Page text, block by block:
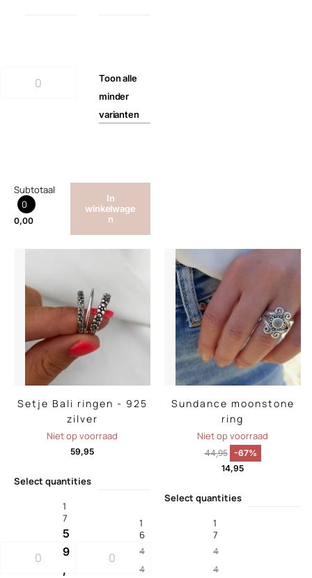
Toonalle
minder
varianten
Subtotaal
0
0,00
In
winkelwage
n
Setje Bali ringen - 925
zilver
Niet op voorraad
59,95
Select quantities
1
7
5
9
,
Sundance moonstone
ring
Niet op voorraad
44,95
-67%
14,95
Select quantities
1
6
4
4
1
7
4
4